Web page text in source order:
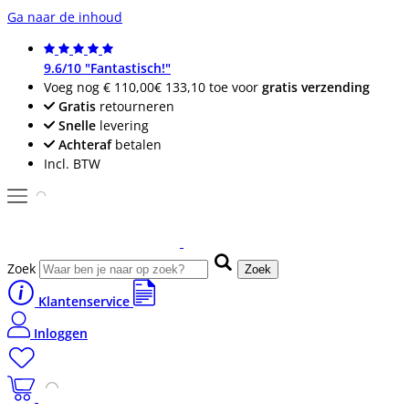
Ga naar de inhoud
9.6/10 "Fantastisch!"
Voeg nog € 110,00€ 133,10 toe voor gratis verzending
Gratis retourneren
Snelle levering
Achterafbetalen
Incl. BTW
Zoek Zoek
Klantenservice
Inloggen